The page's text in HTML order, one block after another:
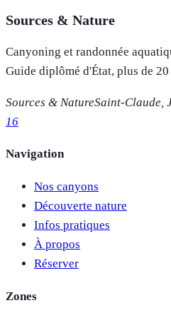
Sources & Nature
Canyoning et randonnée
Guide diplômé d'État, plus de
Sources & NatureSaint-Claude,
16
Navigation
Nos canyons
Découverte nature
Infos pratiques
À propos
Réserver
Zones